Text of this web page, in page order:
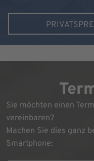
Sie möchten einen
vereinbaren?
Machen Sie dies ganz
Smartphone: